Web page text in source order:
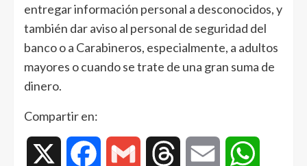
entregar información personal a desconocidos, y
también dar aviso al personal de seguridad del
banco o a Carabineros, especialmente, a adultos
mayores o cuando se trate de una gran suma de
dinero.
Compartir en:
Facebook Gmail Threads Email